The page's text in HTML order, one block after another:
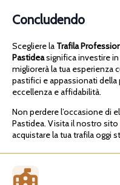
Concludendo
Scegliere la Trafila
Pastideasignifica investire
migliorerà la tua esperienza
pastifici e appassionati
eccellenza e affidabilità.
Non perdere l’occasione di
Pastidea. Visita il nostro sito
acquistare la tua trafila oggi